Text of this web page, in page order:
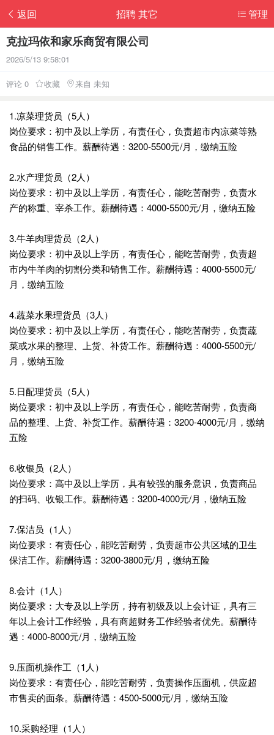
返回 管理
招聘 其它
克拉玛依和家乐商贸有限公司
2026/5/13 9:58:01
评论 0 收藏 来自 未知
1.凉菜理货员（5人）
岗位要求：初中及以上学历，有责任心，负责超市内凉菜等熟
食品的销售工作。薪酬待遇：3200-5500元/月，缴纳五险
2.水产理货员（2人）
岗位要求：初中及以上学历，有责任心，能吃苦耐劳，负责水
产的称重、宰杀工作。薪酬待遇：4000-5500元/月，缴纳五险
3.牛羊肉理货员（2人）
岗位要求：初中及以上学历，有责任心，能吃苦耐劳，负责超
市内牛羊肉的切割分类和销售工作。薪酬待遇：4000-5500元/
月，缴纳五险
4.蔬菜水果理货员（3人）
岗位要求：初中及以上学历，有责任心，能吃苦耐劳，负责蔬
菜或水果的整理、上货、补货工作。薪酬待遇：4000-5500元/
月，缴纳五险
5.日配理货员（5人）
岗位要求：初中及以上学历，有责任心，能吃苦耐劳，负责商
品的整理、上货、补货工作。薪酬待遇：3200-4000元/月，缴纳
五险
6.收银员（2人）
岗位要求：高中及以上学历，具有较强的服务意识，负责商品
的扫码、收银工作。薪酬待遇：3200-4000元/月，缴纳五险
7.保洁员（1人）
岗位要求：有责任心，能吃苦耐劳，负责超市公共区域的卫生
保洁工作。薪酬待遇：3200-3800元/月，缴纳五险
8.会计（1人）
岗位要求：大专及以上学历，持有初级及以上会计证，具有三
年以上会计工作经验，具有商超财务工作经验者优先。薪酬待
遇：4000-8000元/月，缴纳五险
9.压面机操作工（1人）
岗位要求：有责任心，能吃苦耐劳，负责操作压面机，供应超
市售卖的面条。薪酬待遇：4500-5000元/月，缴纳五险
10.采购经理（1人）